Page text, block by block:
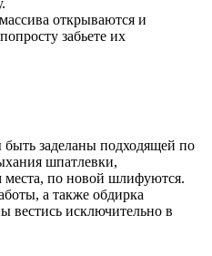
открываются и
забьете их
заделаны подходящей по
шпатлевки,
по новой шлифуются.
а также обдирка
вестись исключительно в